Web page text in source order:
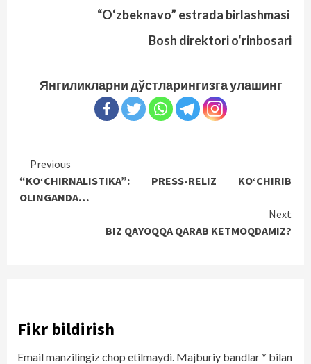
“O‘zbeknavo” estrada birlashmasi
Bosh direktori o‘rinbosari
Янгиликларни дўстларингизга улашинг
Continue
Reading
Previous
“KO‘CHIRNALISTIKA”: PRESS-RELIZ KO‘CHIRIB
OLINGANDA…
Next
BIZ QAYOQQA QARAB KETMOQDAMIZ?
Fikr bildirish
Email manzilingiz chop etilmaydi. Majburiy bandlar* bilan